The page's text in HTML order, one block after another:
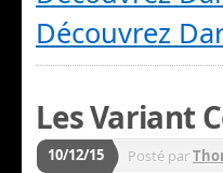
Découvrez
Les Variant
10/12/15 Posté par